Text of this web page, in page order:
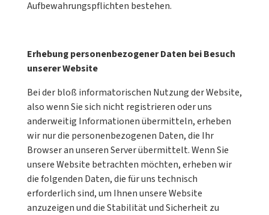
Aufbewahrungspflichten bestehen.
Erhebung personenbezogener Daten bei Besuch
unserer Website
Bei der bloß informatorischen Nutzung der Website,
also wenn Sie sich nicht registrieren oder uns
anderweitig Informationen übermitteln, erheben
wir nur die personenbezogenen Daten, die Ihr
Browser an unseren Server übermittelt. Wenn Sie
unsere Website betrachten möchten, erheben wir
die folgenden Daten, die für uns technisch
erforderlich sind, um Ihnen unsere Website
anzuzeigen und die Stabilität und Sicherheit zu